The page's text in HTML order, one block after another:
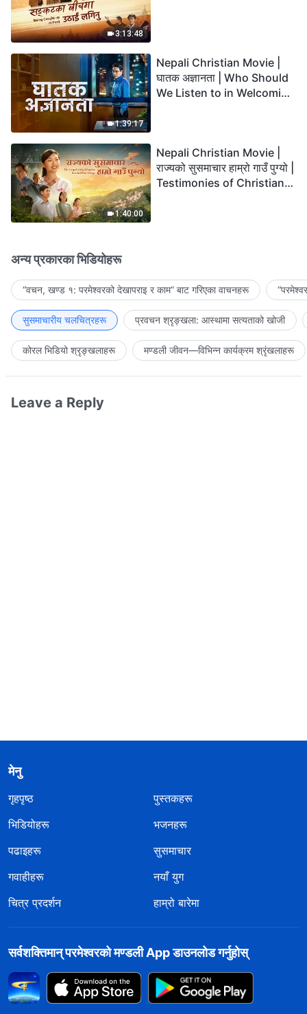
3:13:48
1:39:17
Nepali Christian Movie |
घातक अज्ञानता | Who Should
We Listen to in Welcoming
1:40:00
Nepali Christian Movie |
राज्यको सुसमाचार हाम्रो गाउँ पुग्यो |
Testimonies of Christians
अन्य प्रकारका भिडियोहरू
“वचन, खण्ड १: परमेश्‍वरको देखापराइ र काम” बाट गरिएका वाचनहरू
सुसमाचारीय चलचित्रहरू प्रवचन श्रृङ्खला: आस्थामा सत्यताको खोजी
कोरल भिडियो श्रृङ्खलाहरू मण्डली जीवन—विभिन्‍न कार्यक्रम श्रृंखलाहरू
Leave a Reply
मेनु
गृहपृष्ठ
पुस्तकहरू
भिडियोहरू
भजनहरू
पढाइहरू
सुसमाचार
गवाहीहरू
नयाँ युग
चित्र प्रदर्शन
हाम्रो बारेमा
सर्वशक्तिमान्‌ परमेश्‍वरको मण्डली App डाउनलोड गर्नुहोस्